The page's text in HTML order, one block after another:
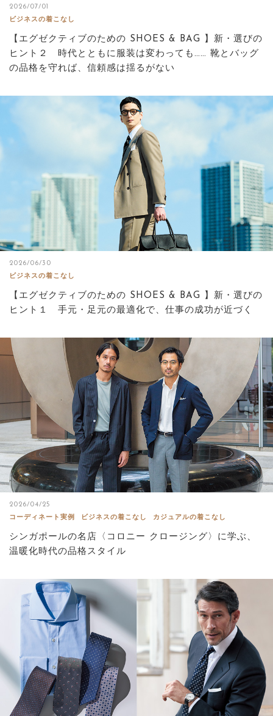
2026/07/01
ビジネスの着こなし
【エグゼクティブのための SHOES & BAG 】新・選びの
ヒント２ 時代とともに服装は変わっても…… 靴とバッグ
の品格を守れば、信頼感は揺るがない
2026/06/30
ビジネスの着こなし
【エグゼクティブのための SHOES & BAG 】新・選びの
ヒント１ 手元・足元の最適化で、仕事の成功が近づく
2026/04/25
コーディネート実例
ビジネスの着こなし カジュアルの着こなし
シンガポールの名店〈コロニー クロージング〉に学ぶ、
温暖化時代の品格スタイル